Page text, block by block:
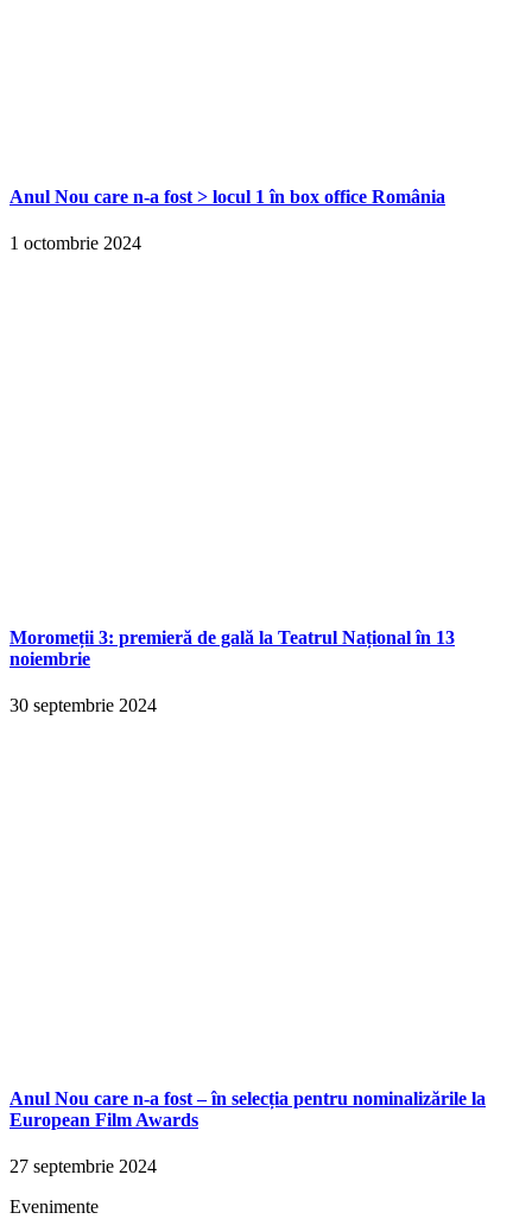
Anul Nou care n-a fost > locul 1 în box office România
1 octombrie 2024
Moromeții 3: premieră de gală la Teatrul Național în 13
noiembrie
30 septembrie 2024
Anul Nou care n-a fost – în selecția pentru nominalizările la
European Film Awards
27 septembrie 2024
Evenimente